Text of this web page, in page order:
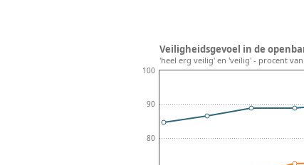
80
90
100
Veiligheidsgevoel in de
'heel erg veilig' en 'veilig' - procent